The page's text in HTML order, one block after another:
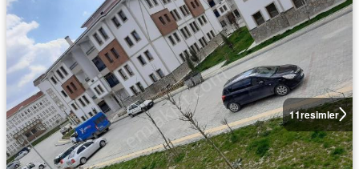
11resimler